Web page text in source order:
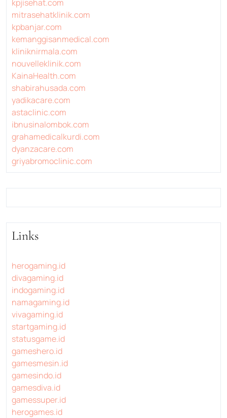
kpjisehat.com
mitrasehatklinik.com
kpbanjar.com
kemanggisanmedical.com
kliniknirmala.com
nouvelleklinik.com
KainaHealth.com
shabirahusada.com
yadikacare.com
astaclinic.com
ibnusinalombok.com
grahamedicalkurdi.com
dyanzacare.com
griyabromoclinic.com
Links
herogaming.id
divagaming.id
indogaming.id
namagaming.id
vivagaming.id
startgaming.id
statusgame.id
gameshero.id
gamesmesin.id
gamesindo.id
gamesdiva.id
gamessuper.id
herogames.id